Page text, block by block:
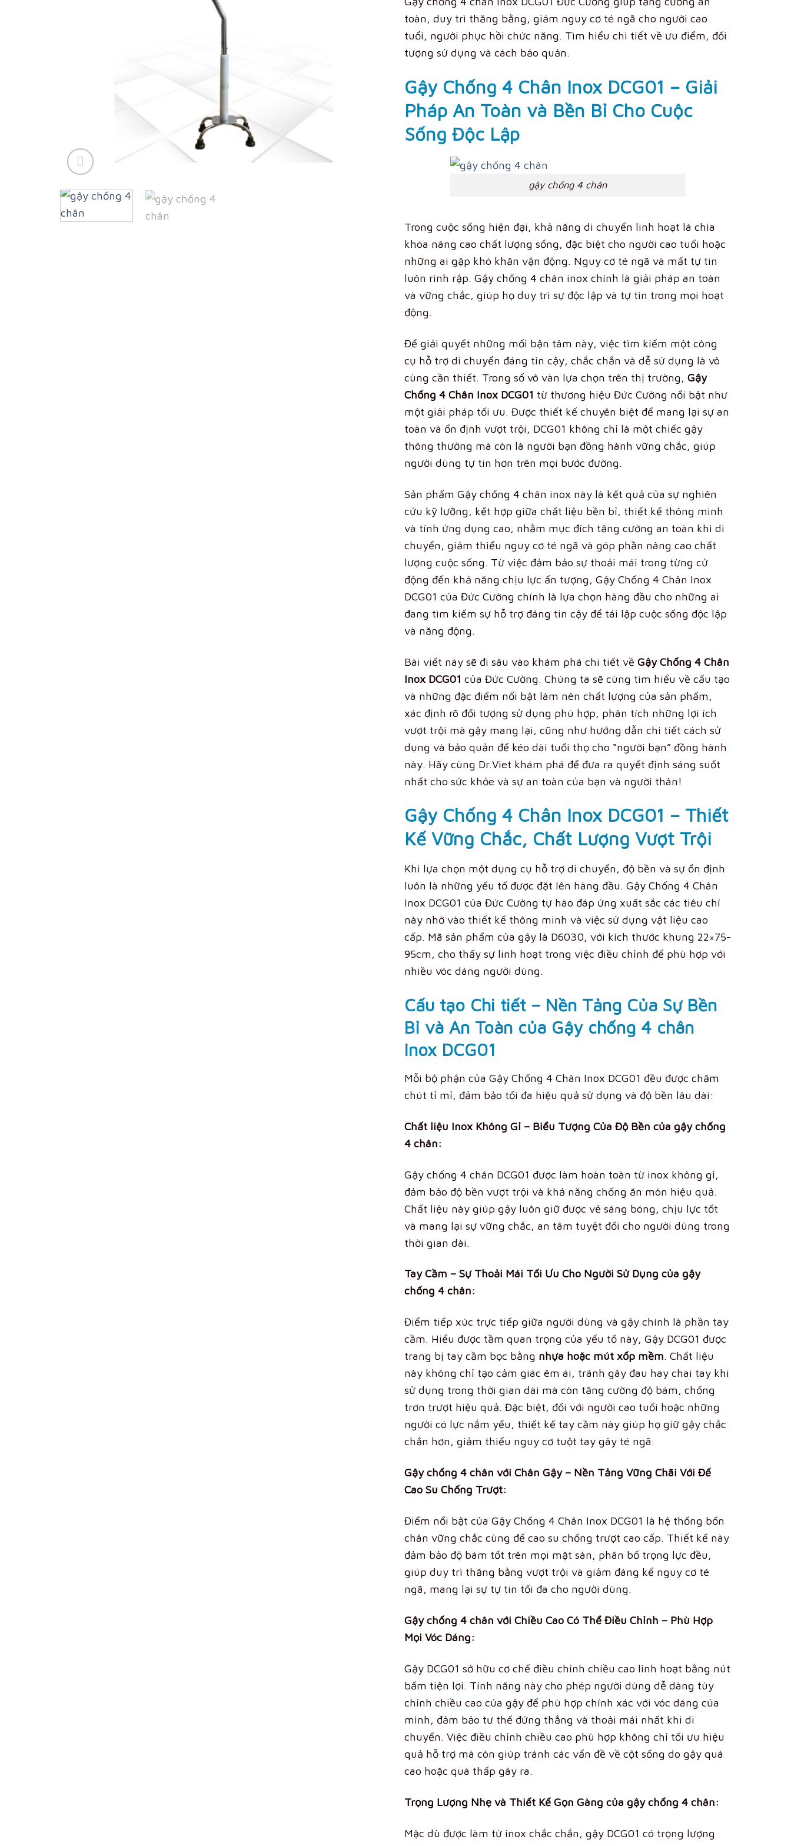
toàn, duy trì thăng bằng, giảm nguy cơ té ngã cho người cao
tuổi, người phục hồi chức năng. Tìm hiểu chi tiết về ưu điểm, đối
tượng sử dụng và cách bảo quản.
Gậy Chống 4 Chân Inox DCG01 – Giải
Pháp An Toàn và Bền Bỉ Cho Cuộc
Sống Độc Lập
gậy chống 4 chân
Trong cuộc sống hiện đại, khả năng di chuyển linh hoạt là chìa
khóa nâng cao chất lượng sống, đặc biệt cho người cao tuổi hoặc
những ai gặp khó khăn vận động. Nguy cơ té ngã và mất tự tin
luôn rình rập. Gậy chống 4 chân inox chính là giải pháp an toàn
và vững chắc, giúp họ duy trì sự độc lập và tự tin trong mọi hoạt
động.
Để giải quyết những mối bận tâm này, việc tìm kiếm một công
cụ hỗ trợ di chuyển đáng tin cậy, chắc chắn và dễ sử dụng là vô
cùng cần thiết. Trong số vô vàn lựa chọn trên thị trường, Gậy
Chống 4 Chân Inox DCG01 từ thương hiệu Đức Cường nổi bật như
một giải pháp tối ưu. Được thiết kế chuyên biệt để mang lại sự an
toàn và ổn định vượt trội, DCG01 không chỉ là một chiếc gậy
thông thường mà còn là người bạn đồng hành vững chắc, giúp
người dùng tự tin hơn trên mọi bước đường.
Sản phẩm Gậy chống 4 chân inox này là kết quả của sự nghiên
cứu kỹ lưỡng, kết hợp giữa chất liệu bền bỉ, thiết kế thông minh
và tính ứng dụng cao, nhằm mục đích tăng cường an toàn khi di
chuyển, giảm thiểu nguy cơ té ngã và góp phần nâng cao chất
lượng cuộc sống. Từ việc đảm bảo sự thoải mái trong từng cử
động đến khả năng chịu lực ấn tượng, Gậy Chống 4 Chân Inox
DCG01 của Đức Cường chính là lựa chọn hàng đầu cho những ai
đang tìm kiếm sự hỗ trợ đáng tin cậy để tái lập cuộc sống độc lập
và năng động.
Bài viết này sẽ đi sâu vào khám phá chi tiết về Gậy Chống 4 Chân
Inox DCG01 của Đức Cường. Chúng ta sẽ cùng tìm hiểu về cấu tạo
và những đặc điểm nổi bật làm nên chất lượng của sản phẩm,
xác định rõ đối tượng sử dụng phù hợp, phân tích những lợi ích
vượt trội mà gậy mang lại, cũng như hướng dẫn chi tiết cách sử
dụng và bảo quản để kéo dài tuổi thọ cho “người bạn” đồng hành
này. Hãy cùng Dr.Viet khám phá để đưa ra quyết định sáng suốt
nhất cho sức khỏe và sự an toàn của bạn và người thân!
Gậy Chống 4 Chân Inox DCG01 – Thiết
Kế Vững Chắc, Chất Lượng Vượt Trội
Khi lựa chọn một dụng cụ hỗ trợ di chuyển, độ bền và sự ổn định
luôn là những yếu tố được đặt lên hàng đầu. Gậy Chống 4 Chân
Inox DCG01 của Đức Cường tự hào đáp ứng xuất sắc các tiêu chí
này nhờ vào thiết kế thông minh và việc sử dụng vật liệu cao
cấp. Mã sản phẩm của gậy là D6030, với kích thước khung 22×75-
95cm, cho thấy sự linh hoạt trong việc điều chỉnh để phù hợp với
nhiều vóc dáng người dùng.
Cấu tạo Chi tiết – Nền Tảng Của Sự Bền
Bỉ và An Toàn của Gậy chống 4 chân
Inox DCG01
Mỗi bộ phận của Gậy Chống 4 Chân Inox DCG01 đều được chăm
chút tỉ mỉ, đảm bảo tối đa hiệu quả sử dụng và độ bền lâu dài:
Chất liệu Inox Không Gỉ – Biểu Tượng Của Độ Bền của gậy chống
4 chân:
Gậy chống 4 chân DCG01 được làm hoàn toàn từ inox không gỉ,
đảm bảo độ bền vượt trội và khả năng chống ăn mòn hiệu quả.
Chất liệu này giúp gậy luôn giữ được vẻ sáng bóng, chịu lực tốt
và mang lại sự vững chắc, an tâm tuyệt đối cho người dùng trong
thời gian dài.
Tay Cầm – Sự Thoải Mái Tối Ưu Cho Người Sử Dụng của gậy
chống 4 chân:
Điểm tiếp xúc trực tiếp giữa người dùng và gậy chính là phần tay
cầm. Hiểu được tầm quan trọng của yếu tố này, Gậy DCG01 được
trang bị tay cầm bọc bằng nhựa hoặc mút xốp mềm. Chất liệu
này không chỉ tạo cảm giác êm ái, tránh gây đau hay chai tay khi
sử dụng trong thời gian dài mà còn tăng cường độ bám, chống
trơn trượt hiệu quả. Đặc biệt, đối với người cao tuổi hoặc những
người có lực nắm yếu, thiết kế tay cầm này giúp họ giữ gậy chắc
chắn hơn, giảm thiểu nguy cơ tuột tay gây té ngã.
Gậy chống 4 chân với Chân Gậy – Nền Tảng Vững Chãi Với Đế
Cao Su Chống Trượt:
Điểm nổi bật của Gậy Chống 4 Chân Inox DCG01 là hệ thống bốn
chân vững chắc cùng đế cao su chống trượt cao cấp. Thiết kế này
đảm bảo độ bám tốt trên mọi mặt sàn, phân bố trọng lực đều,
giúp duy trì thăng bằng vượt trội và giảm đáng kể nguy cơ té
ngã, mang lại sự tự tin tối đa cho người dùng.
Gậy chống 4 chân với Chiều Cao Có Thể Điều Chỉnh – Phù Hợp
Mọi Vóc Dáng:
Gậy DCG01 sở hữu cơ chế điều chỉnh chiều cao linh hoạt bằng nút
bấm tiện lợi. Tính năng này cho phép người dùng dễ dàng tùy
chỉnh chiều cao của gậy để phù hợp chính xác với vóc dáng của
mình, đảm bảo tư thế đứng thẳng và thoải mái nhất khi di
chuyển. Việc điều chỉnh chiều cao phù hợp không chỉ tối ưu hiệu
quả hỗ trợ mà còn giúp tránh các vấn đề về cột sống do gậy quá
cao hoặc quá thấp gây ra.
Trọng Lượng Nhẹ và Thiết Kế Gọn Gàng của gậy chống 4 chân:
Mặc dù được làm từ inox chắc chắn, gậy DCG01 có trọng lượng